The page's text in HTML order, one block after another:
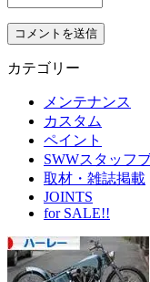
カテゴリー
メンテナンス
カスタム
ペイント
SWWスタッフ
取材・雑誌掲載
JOINTS
for SALE!!